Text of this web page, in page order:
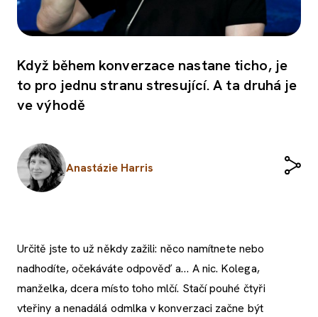
Když během konverzace nastane ticho, je
to pro jednu stranu stresující. A ta druhá je
ve výhodě
Anastázie Harris
Určitě jste to už někdy zažili: něco namítnete nebo
nadhodíte, očekáváte odpověď a… A nic. Kolega,
manželka, dcera místo toho mlčí. Stačí pouhé čtyři
vteřiny a nenadálá odmlka v konverzaci začne být